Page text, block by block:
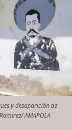
y desaparición de
AMAPOLA